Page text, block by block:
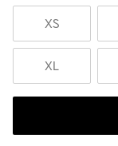
XS
XL